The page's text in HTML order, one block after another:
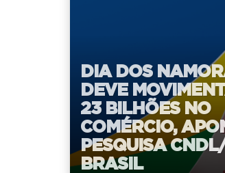
DIA DOS
DEVE
23 BILHÕES NO
COMÉRCIO,
PESQUISA
BRASIL